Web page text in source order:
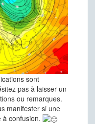
sont
pas à laisser un
ou remarques.
manifester si une
confusion.